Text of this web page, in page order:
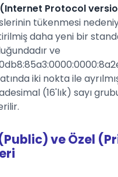
Protocol
tükenmesi
daha yeni bir
ve
iki nokta ile
(16'lık) sayı
ve Özel